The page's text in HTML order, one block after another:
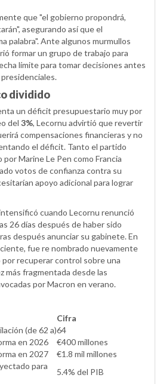
que "el gobierno propondrá,
asegurando así que el
palabra". Ante algunos murmullos
formar un grupo de trabajo para
límite para tomar decisiones antes
dividido
un déficit presupuestario muy por
del 3%, Lecornu advirtió que revertir
compensaciones financieras y no
el déficit. Tanto el partido
Marine Le Pen como Francia
votos de confianza contra su
apoyo adicional para lograr
cuando Lecornu renunció
26 días después de haber sido
después anunciar su gabinete. En
fue re nombrado nuevamente
recuperar control sobre una
más fragmentada desde las
por Macron en verano.
Cifra
(de 62 a)64
en 2026
€400 millones
en 2027
€1.8 mil millones
para
5.4% del PIB